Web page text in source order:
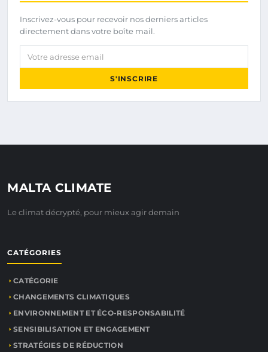
Inscrivez-vous pour recevoir nos derniers articles
directement dans votre boîte mail.
Votre adresse email
S'INSCRIRE
MALTA CLIMATE
Le climat décrypté, pour mieux agir demain
CATÉGORIES
CATÉGORIE
CHANGEMENTS CLIMATIQUES
ENVIRONNEMENT ET ÉCO-RESPONSABILITÉ
SENSIBILISATION ET ENGAGEMENT
STRATÉGIES DE RÉDUCTION